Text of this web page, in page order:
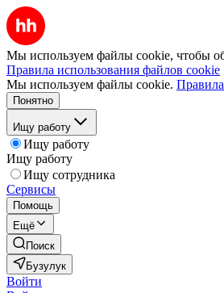
Мы используем файлы cookie, чтобы
Правила использования файлов cookie
Мы используем файлы cookie.
Понятно
Ищу работу
Ищу работу
Ищу работу
Ищу сотрудника
Сервисы
Помощь
Ещё
Поиск
Бузулук
Войти